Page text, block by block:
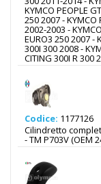
KYMCO PEOPLE
250 2007 - KYMCO
2002-2003 -
EURO3 250 2007 -
300I 300 2008 -
CITING 300I R 300
Codice: 1177126
Cilindretto
- TM P703V (OEM